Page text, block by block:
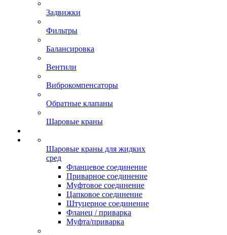
Задвижки
Фильтры
Балансировка
Вентили
Виброкомпенсаторы
Обратные клапаны
Шаровые краны
Шаровые краны для жидких
сред
Фланцевое соединение
Приварное соединение
Муфтовое соединение
Цапковое соединение
Штуцерное соединение
Фланец / приварка
Муфта/приварка